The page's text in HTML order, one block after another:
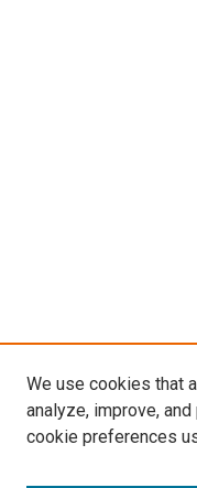
We use cookies that
analyze, improve,
cookie preferences